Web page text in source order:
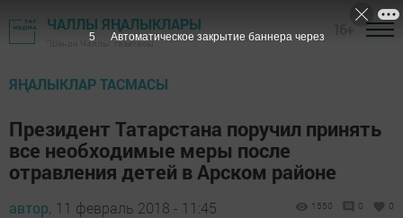
ЧАЛЛЫ ЯҢАЛЫКЛАРЫ
"Шәһри Чаллы" газетасы
ЯҢАЛЫКЛАР ТАСМАСЫ
Президент Татарстана поручил принять
все необходимые меры после
отравления детей в Арском районе
автор, 11 февраль 2018 - 11:45 1550 0 0
4 Автоматическое закрытие баннера через